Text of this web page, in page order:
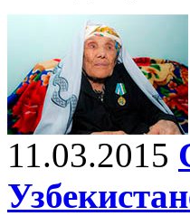
11.03.2015